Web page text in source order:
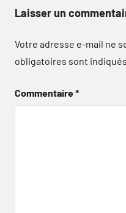
Laisser un
Votre adresse e-mail ne
obligatoires sont
Commentaire*